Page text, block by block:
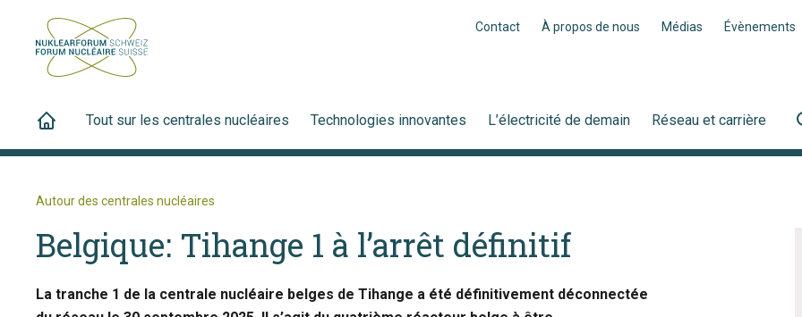
Contact À propos de nous Médias Évènements
Tout sur les centrales nucléaires Technologies innovantes L’électricité de demain Réseau et carrière
Autour des centrales nucléaires
Belgique: Tihange 1 à l’arrêt définitif
La tranche 1 de la centrale nucléaire belges de Tihange a été définitivement déconnectée